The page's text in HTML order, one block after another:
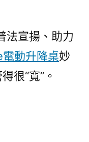
宣揚、助力
動升降桌妙
很“寬”。